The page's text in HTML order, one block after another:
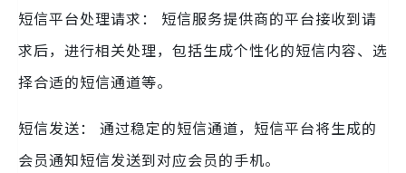
短信平台处理请求： 短信服务提供商的平台接收到请
求后，进行相关处理，包括生成个性化的短信内容、选
择合适的短信通道等。
短信发送： 通过稳定的短信通道，短信平台将生成的
会员通知短信发送到对应会员的手机。